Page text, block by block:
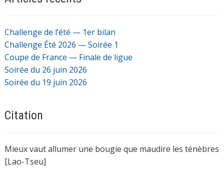
Challenge de l’été — 1er bilan
Challenge Été 2026 — Soirée 1
Coupe de France — Finale de ligue
Soirée du 26 juin 2026
Soirée du 19 juin 2026
Citation
Mieux vaut allumer une bougie que maudire les ténèbres
[Lao-Tseu]